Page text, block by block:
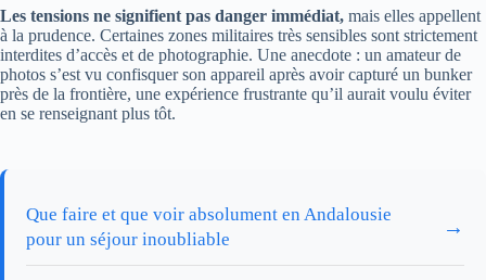
Les tensions ne signifient pas danger immédiat, mais elles appellent
à la prudence. Certaines zones militaires très sensibles sont strictement
interdites d’accès et de photographie. Une anecdote : un amateur de
photos s’est vu confisquer son appareil après avoir capturé un bunker
près de la frontière, une expérience frustrante qu’il aurait voulu éviter
en se renseignant plus tôt.
Que faire et que voir absolument en Andalousie
pour un séjour inoubliable
→